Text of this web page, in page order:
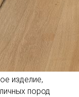
изделие,
пород